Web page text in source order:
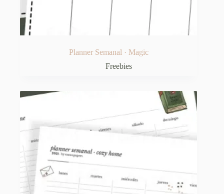
Planner Semanal · Magic
Freebies